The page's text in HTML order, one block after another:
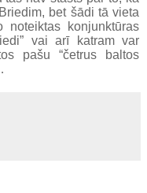
bet šādi tā vieta
noteiktas konjunktūras
vai arī katram var
pašu “četrus baltos